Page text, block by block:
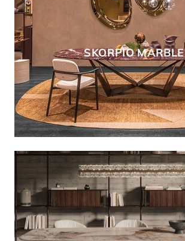
SKORPIO MARBLE